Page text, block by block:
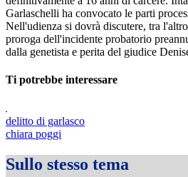
Garlaschelli ha convocato le parti
Nell'udienza si dovrà discutere, tra
proroga dell'incidente probatorio
dalla genetista e perita del giudice
Ti potrebbe interessare
delitto di garlasco
chiara poggi
Sullo stesso tema